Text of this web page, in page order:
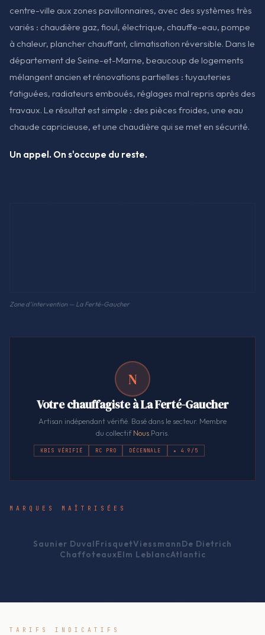
centre-ville aux zones pavillonnaires, avec des systèmes très
variés : chaudière gaz, fioul, électrique, chauffe-eau, pompe
à chaleur, plancher chauffant, climatisation réversible. Dans le
département de Seine-et-Marne, beaucoup de logements
mélangent ancien et rénovations partielles : tuyauteries
fatiguées, radiateurs emboués, réglages mal repris après des
travaux. Le résultat est simple : des pièces froides, une eau
chaude capricieuse, et une chaudière qui se met en sécurité.
Un appel. On s'occupe du reste.
Zone d'intervention — La Ferté-Gaucher
N
Votre chauffagiste à La Ferté-Gaucher
Artisan indépendant vérifié. Basé dans le secteur. Membre
du collectifNous .Paris.
KBIS VÉRIFIÉ RC PRO DÉCENNALE ★ 4.9/5
MARQUES MAÎTRISÉES
Saunier DuvalFrisquetViessmannDe Dietrich
ChaffoteauxElm LeblancAtlantic
TARIFS INDICATIFS